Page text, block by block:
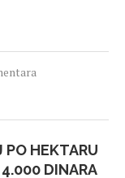
PO HEKTARU
DINARA